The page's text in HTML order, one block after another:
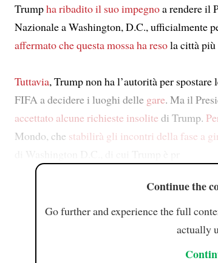
Trumpha ribaditoil suo impegnoa rendere il
Nazionale a Washington, D.C., ufficialmente
affermato chequesta mossaha resola città più
Tuttavia, Trump non ha l’autorità per
FIFA a decidere i luoghi delle gare. Ma il
accettato alcune richieste insolite di Trump.
Mondo, che stabilirà gli incontri della fase a
Continue the
Go further and experience the full
actually